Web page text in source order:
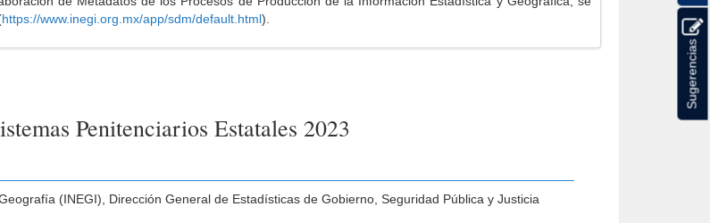
https://www.inegi.org.mx/app/sdm/default.html).
Penitenciarios Estatales 2023
(INEGI), Dirección General de Estadísticas de Gobierno, Seguridad Pública y Justicia
Sugerencias